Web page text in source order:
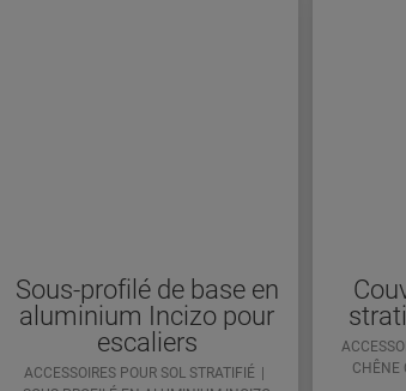
Sous-profilé de base en
aluminium Incizo pour
escaliers
ACCESSOIRES POUR SOL STRATIFIÉ
CHÊNE